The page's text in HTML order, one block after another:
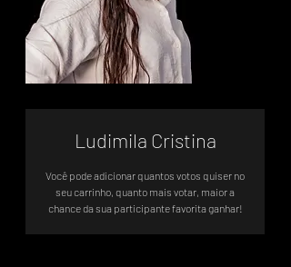
Ludimila Cristina
Você pode adicionar quantos votos quiser no
seu carrinho, quanto mais votar, maior a
chance da sua participante favorita ganhar!